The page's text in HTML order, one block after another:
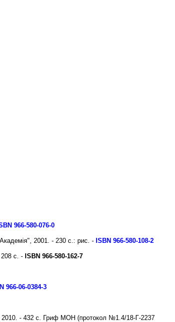
966-580-076-0
2001. - 230 с.: рис. - ISBN 966-580-108-2
с. - ISBN 966-580-162-7
966-06-0384-3
2010. - 432 с. Гриф МОН (протокол №1.4/18-Г-2237